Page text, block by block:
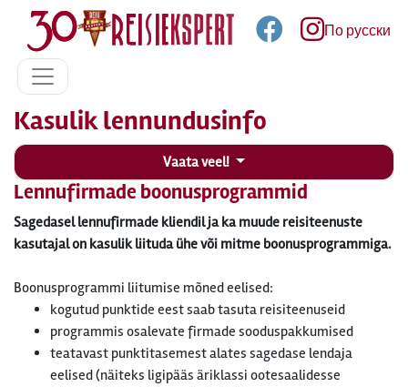
По русски
Kasulik lennundusinfo
Vaata veel!
Lennufirmade boonusprogrammid
Sagedasel lennufirmade kliendil ja ka muude reisiteenuste
kasutajal on kasulik liituda ühe või mitme boonusprogrammiga.
Boonusprogrammi liitumise mõned eelised:
kogutud punktide eest saab tasuta reisiteenuseid
programmis osalevate firmade sooduspakkumised
teatavast punktitasemest alates sagedase lendaja
eelised (näiteks ligipääs äriklassi ootesaalidesse